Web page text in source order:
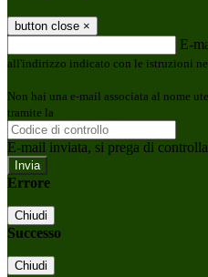
button close ×
E-
all'indirizzo indicato con le istruzioni
Non hai una e-mail associata al nome
tramite la
E-mail inviata, si prega di
Errore
Chiudi
Successo
Chiudi